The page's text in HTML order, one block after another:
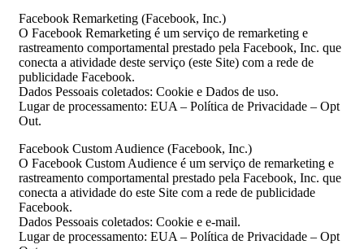
Facebook Remarketing (Facebook, Inc.)
O Facebook Remarketing é um serviço de remarketing e
rastreamento comportamental prestado pela Facebook, Inc. que
conecta a atividade deste serviço (este Site) com a rede de
publicidade Facebook.
Dados Pessoais coletados: Cookie e Dados de uso.
Lugar de processamento: EUA – Política de Privacidade – Opt
Out.
Facebook Custom Audience (Facebook, Inc.)
O Facebook Custom Audience é um serviço de remarketing e
rastreamento comportamental prestado pela Facebook, Inc. que
conecta a atividade do este Site com a rede de publicidade
Facebook.
Dados Pessoais coletados: Cookie e e-mail.
Lugar de processamento: EUA – Política de Privacidade – Opt